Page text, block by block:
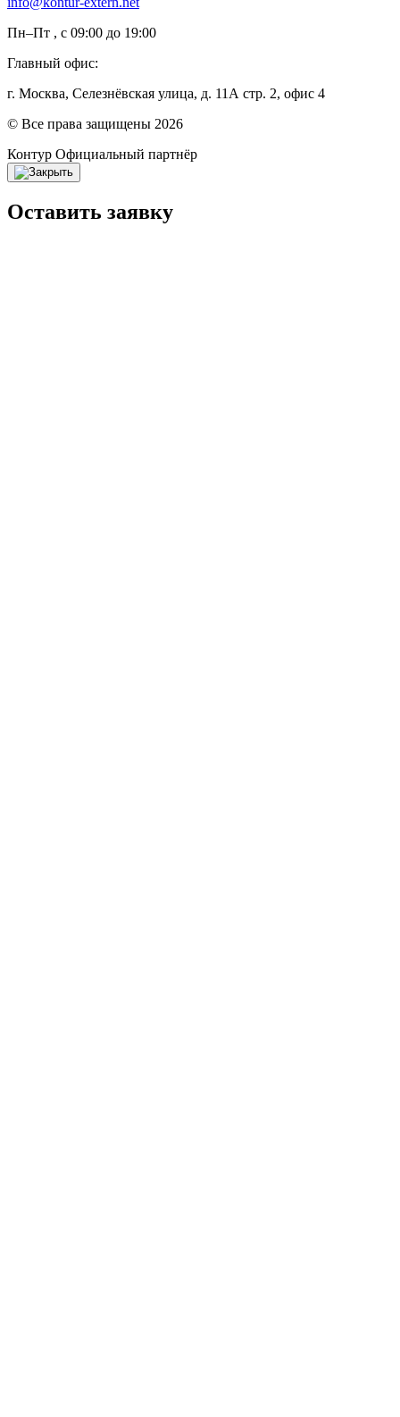
Пн–Пт , с 09:00 до 19:00
Главный офис:
г. Москва, Селезнёвская улица, д. 11А стр. 2, офис 4
© Все права защищены 2026
Контур Официальный партнёр
Оставить заявку